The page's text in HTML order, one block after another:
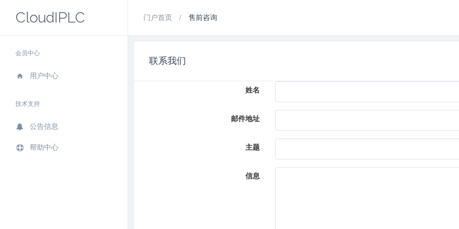
CloudIPLC
会员中心
用户中心
技术支持
公告信息
帮助中心
门户首页 售前咨询
联系我们
姓名
邮件地址
主题
信息